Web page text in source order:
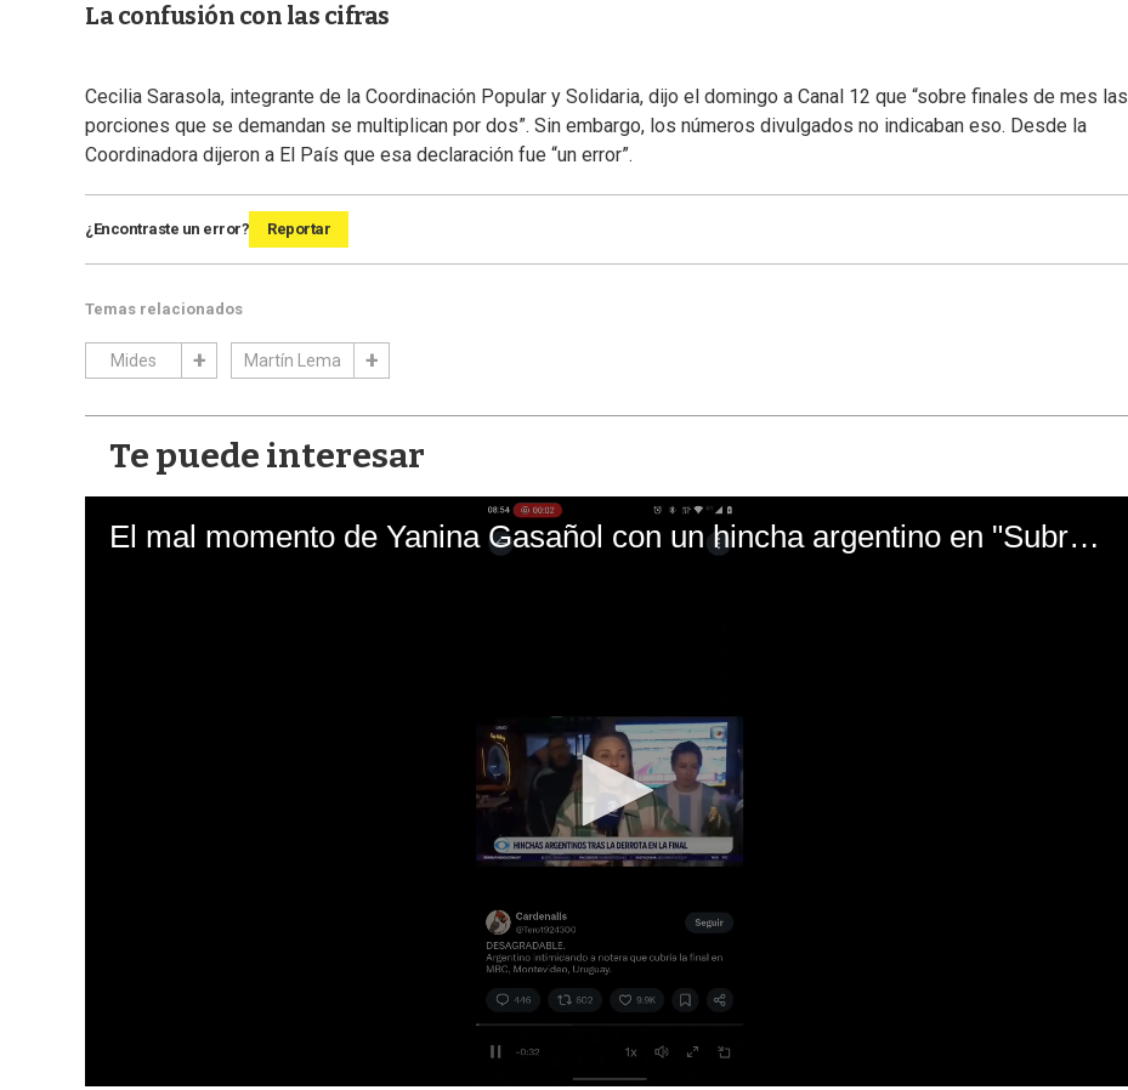
La confusión con las cifras
Cecilia Sarasola, integrante de la Coordinación Popular y Solidaria, dijo el domingo a Canal 12 que “sobre finales de mes las
porciones que se demandan se multiplican por dos”. Sin embargo, los números divulgados no indicaban eso. Desde la
Coordinadora dijeron a El País que esa declaración fue “un error”.
¿Encontraste un error? Reportar
Temas relacionados
Mides Martín Lema
Te puede interesar
El mal momento de Yanina Gasañol con un hincha argentino en "Subrayado"